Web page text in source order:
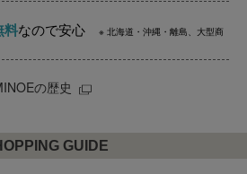
料なので安心
※ 北海道・沖縄・離島、大型商
の歴史
GUIDE